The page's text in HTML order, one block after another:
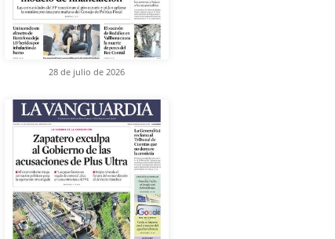
28 de julio de 2026